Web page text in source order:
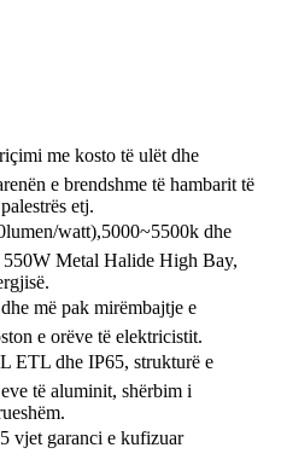
me kosto të ulët dhe
e brendshme të hambarit të
etj.
watt),5000~5500k dhe
Metal Halide High Bay,
më pak mirëmbajtje e
e orëve të elektricistit.
ETL dhe IP65, strukturë e
të aluminit, shërbim i
vjet garanci e kufizuar